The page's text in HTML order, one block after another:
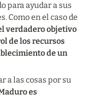
para ayudar a sus
Como en el caso de
verdadero objetivo
de los recursos
de un
a las cosas por su
es